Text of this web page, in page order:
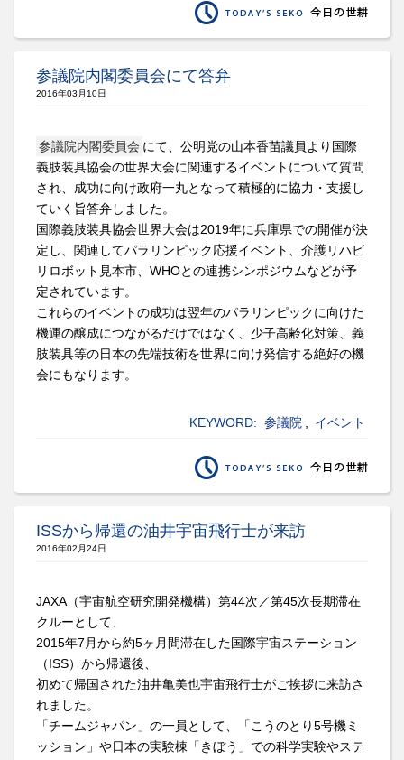
参議院内閣委員会にて答弁
2016年03月10日
参議院内閣委員会 にて、公明党の山本香苗議員より国際
義肢装具協会の世界大会に関連するイベントについて質問
され、成功に向け政府一丸となって積極的に協力・支援し
ていく旨答弁しました。
国際義肢装具協会世界大会は2019年に兵庫県での開催が決
定し、関連してパラリンピック応援イベント、介護リハビ
リロボット見本市、WHOとの連携シンポジウムなどが予
定されています。
これらのイベントの成功は翌年のパラリンピックに向けた
機運の醸成につながるだけではなく、少子高齢化対策、義
肢装具等の日本の先端技術を世界に向け発信する絶好の機
会にもなります。
KEYWORD: 参議院 イベント
ISSから帰還の油井宇宙飛行士が来訪
2016年02月24日
JAXA（宇宙航空研究開発機構）第44次／第45次長期滞在
クルーとして、
2015年7月から約5ヶ月間滞在した国際宇宙ステーション
（ISS）から帰還後、
初めて帰国された油井亀美也宇宙飛行士がご挨拶に来訪さ
れました。
「チームジャパン」の一員として、「こうのとり5号機ミ
ッション」や日本の実験棟「きぼう」での科学実験やステ